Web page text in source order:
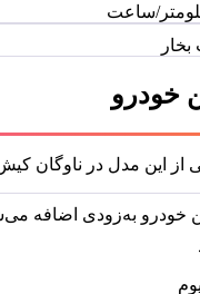
خودرو
از این مدل در
خودرو به‌زودی اضافه